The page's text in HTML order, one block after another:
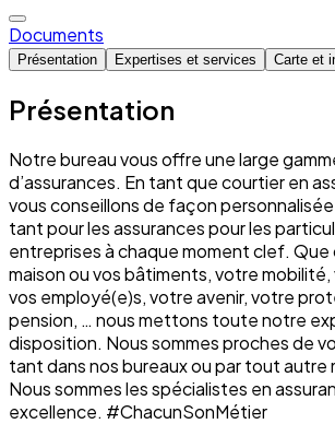
Documents
Présentation Expertises et services Carte et
Présentation
Notre bureau vous offre une large
d’assurances. En tant que courtier en
vous conseillons de façon
tant pour les assurances pour les
entreprises à chaque moment clef.
maison ou vos bâtiments, votre
vos employé(e)s, votre avenir, votre
pension, … nous mettons toute notre
disposition. Nous sommes proches de
tant dans nos bureaux ou par tout autre
Nous sommes les spécialistes en
excellence. #ChacunSonMétier